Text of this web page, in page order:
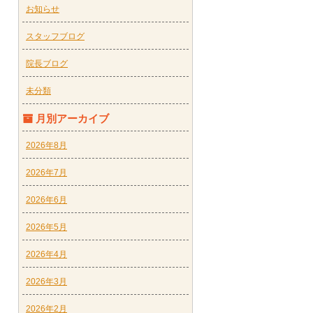
お知らせ
スタッフブログ
院長ブログ
未分類
月別アーカイブ
2026年8月
2026年7月
2026年6月
2026年5月
2026年4月
2026年3月
2026年2月